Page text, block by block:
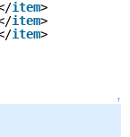
item>
item>
item>
↑